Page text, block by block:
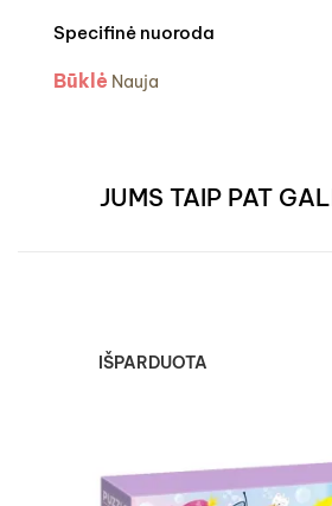
Specifinė nuoroda
Būklė Nauja
JUMS TAIP PAT
IŠPARDUOTA